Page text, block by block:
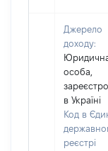
Джерело
доходу:
особа,
в Україні
Код в
реєстрі